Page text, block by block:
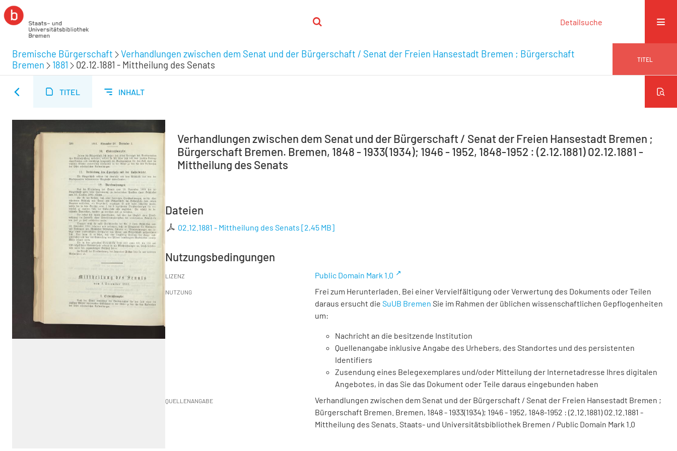
Detailsuche
Bremische Bürgerschaft
Verhandlungen zwischen dem Senat und der Bürgerschaft / Senat der Freien Hansestadt Bremen ; Bürgerschaft
Bremen
1881 02.12.1881 - Mittheilung des Senats TITEL
TITEL INHALT
Verhandlungen zwischen dem Senat und der Bürgerschaft / Senat der Freien Hansestadt Bremen ;
Bürgerschaft Bremen. Bremen, 1848 - 1933(1934); 1946 - 1952, 1848-1952 : (2.12.1881) 02.12.1881 -
Mittheilung des Senats
Dateien
02.12.1881 - Mittheilung des Senats [2,45 MB]
Nutzungsbedingungen
LIZENZ Public Domain Mark 1.0
NUTZUNG
Frei zum Herunterladen. Bei einer Vervielfältigung oder Verwertung des Dokuments oder Teilen
daraus ersucht die SuUB Bremen Sie im Rahmen der üblichen wissenschaftlichen Gepflogenheiten
um:
Nachricht an die besitzende Institution
Quellenangabe inklusive Angabe des Urhebers, des Standortes und des persistenten
Identifiers
Zusendung eines Belegexemplares und/oder Mitteilung der Internetadresse Ihres digitalen
Angebotes, in das Sie das Dokument oder Teile daraus eingebunden haben
QUELLENANGABE
Verhandlungen zwischen dem Senat und der Bürgerschaft / Senat der Freien Hansestadt Bremen ;
Bürgerschaft Bremen. Bremen, 1848 - 1933(1934); 1946 - 1952, 1848-1952 : (2.12.1881) 02.12.1881 -
Mittheilung des Senats. Staats- und Universitätsbibliothek Bremen / Public Domain Mark 1.0